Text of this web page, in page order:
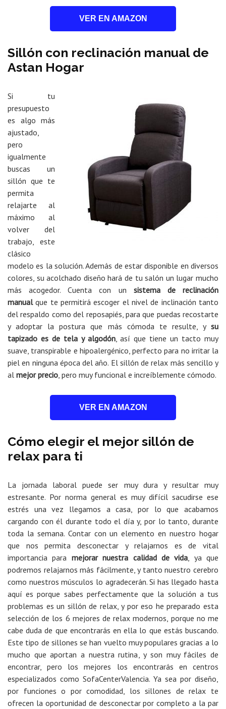
VER EN AMAZON
Sillón con reclinación manual de
Astan Hogar
Si tu
presupuesto
es algo más
ajustado,
pero
igualmente
buscas un
sillón que te
permita
relajarte al
máximo al
volver del
trabajo, este
clásico
modelo es la solución. Además de estar disponible en diversos
colores, su acolchado diseño hará de tu salón un lugar mucho
más acogedor. Cuenta con un sistema de reclinación
manualque te permitirá escoger el nivel de inclinación tanto
del respaldo como del reposapiés, para que puedas recostarte
y adoptar la postura que más cómoda te resulte, y su
tapizado es de tela y algodón, así que tiene un tacto muy
suave, transpirable e hipoalergénico, perfecto para no irritar la
piel en ninguna época del año. El sillón de relax más sencillo y
al mejor precio, pero muy funcional e increíblemente cómodo.
VER EN AMAZON
Cómo elegir el mejor sillón de
relax para ti
La jornada laboral puede ser muy dura y resultar muy
estresante. Por norma general es muy difícil sacudirse ese
estrés una vez llegamos a casa, por lo que acabamos
cargando con él durante todo el día y, por lo tanto, durante
toda la semana. Contar con un elemento en nuestro hogar
que nos permita desconectar y relajarnos es de vital
importancia para mejorar nuestra calidad de vida, ya que
podremos relajarnos más fácilmente, y tanto nuestro cerebro
como nuestros músculos lo agradecerán. Si has llegado hasta
aquí es porque sabes perfectamente que la solución a tus
problemas es un sillón de relax, y por eso he preparado esta
selección de los 6 mejores de relax modernos, porque no me
cabe duda de que encontrarás en ella lo que estás buscando.
Este tipo de sillones se han vuelto muy populares gracias a lo
mucho que aportan a nuestra rutina, y son muy fáciles de
encontrar, pero los mejores los encontrarás en centros
especializados como SofaCenterValencia. Ya sea por diseño,
por funciones o por comodidad, los sillones de relax te
ofrecen la oportunidad de desconectar por completo a la par